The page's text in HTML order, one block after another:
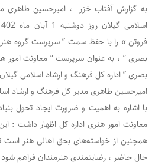
به گزارش آفتاب خزر ، امیرحسین طاهری
فروتن » را با حفظ سمت ” سرپرست گروه
بصری ” ، به عنوان سرپرست ” معاونت امور
بصری ” اداره کل فرهنگ و ارشاد اسلامی
امیرحسین طاهری مدیر کل فرهنگ و ارشاد
با اشاره به اهمیت و ضرورت ایجاد تحول
معاونت امور هنری اداره کل اظهار داشت : این
همچنین از خواسته‌های بحق اهالی هنر است
حال حاضر ، رضایتمندی هنرمندان فراهم شود .